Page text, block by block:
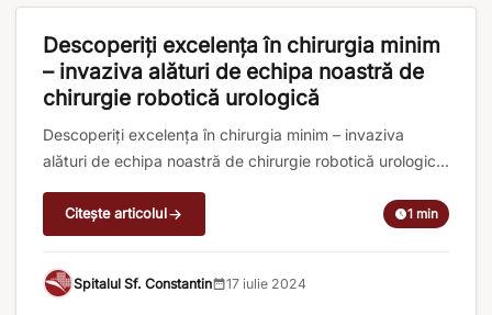
Descoperiți excelența în chirurgia minim
– invaziva alături de echipa noastră de
chirurgie robotică urologică
Descoperiți excelența în chirurgia minim – invaziva
alături de echipa noastră de chirurgie robotică urologică,
coordonatorul departamentului de urologie, Dr. Ion
Perciuleac, medic specialist urologie și Prof. emerit Dr.
Ioan Coman, medic primar urolog cu supraspecializare
în chirurgia laparoscopică și robotică urologică Chirurgia
Citește articolul 1 min
Spitalul Sf. Constantin 17 iulie 2024